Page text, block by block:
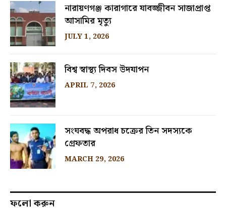
নারায়ণগঞ্জ কারাগারে যাবজ্জীবন সাজাপ্রাপ্ত
আসামির মৃত্যু
JULY 1, 2026
বিশ্ব স্বাস্থ্য দিবস উদযাপন
APRIL 7, 2026
সংঘবদ্ধ অপরাধ চক্রের তিন সদস্যকে
গ্রেফতার
MARCH 29, 2026
ফলো করুন